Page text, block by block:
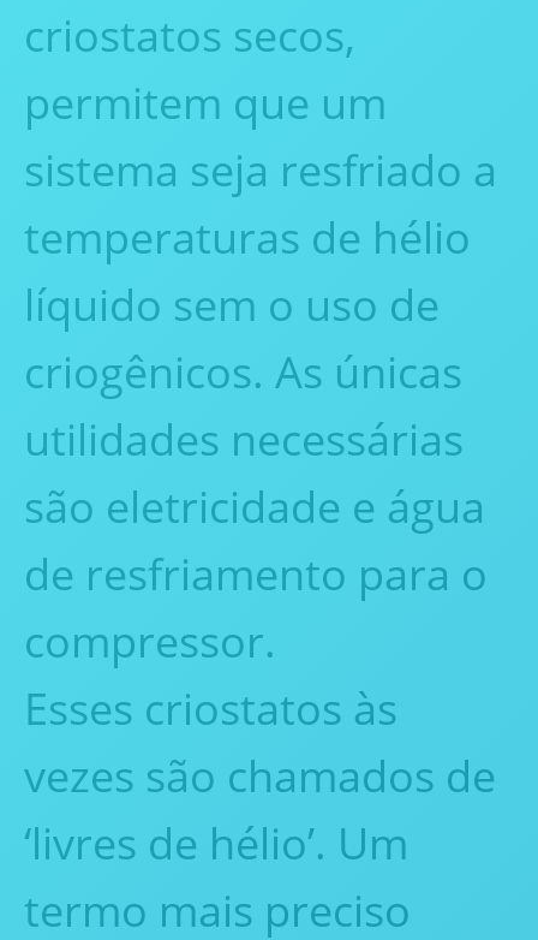
criostatos secos,
permitem que um
sistema seja resfriado a
temperaturas de hélio
líquido sem o uso de
criogênicos. As únicas
utilidades necessárias
são eletricidade e água
de resfriamento para o
compressor.
Esses criostatos às
vezes são chamados de
‘livres de hélio’. Um
termo mais preciso